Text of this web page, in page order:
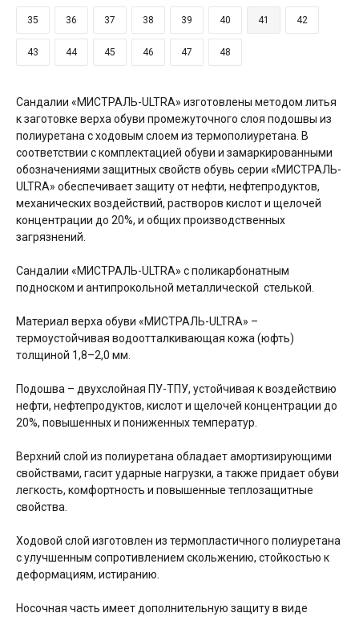
35 36 37 38 39 40 41 42
43 44 45 46 47 48
Сандалии «МИСТРАЛЬ-ULTRA» изготовлены методом литья
к заготовке верха обуви промежуточного слоя подошвы из
полиуретана с ходовым слоем из термополиуретана. В
соответствии с комплектацией обуви и замаркированными
обозначениями защитных свойств обувь серии «МИСТРАЛЬ-
ULTRA» обеспечивает защиту от нефти, нефтепродуктов,
механических воздействий, растворов кислот и щелочей
концентрации до 20%, и общих производственных
загрязнений.
Сандалии «МИСТРАЛЬ-ULTRA» с поликарбонатным
подноском и антипрокольной металлической стелькой.
Материал верха обуви «МИСТРАЛЬ-ULTRA» –
термоустойчивая водоотталкивающая кожа (юфть)
толщиной 1,8–2,0 мм.
Подошва – двухслойная ПУ-ТПУ, устойчивая к воздействию
нефти, нефтепродуктов, кислот и щелочей концентрации до
20%, повышенных и пониженных температур.
Верхний слой из полиуретана обладает амортизирующими
свойствами, гасит ударные нагрузки, а также придает обуви
легкость, комфортность и повышенные теплозащитные
свойства.
Ходовой слой изготовлен из термопластичного полиуретана
с улучшенным сопротивлением скольжению, стойкостью к
деформациям, истиранию.
Носочная часть имеет дополнительную защиту в виде